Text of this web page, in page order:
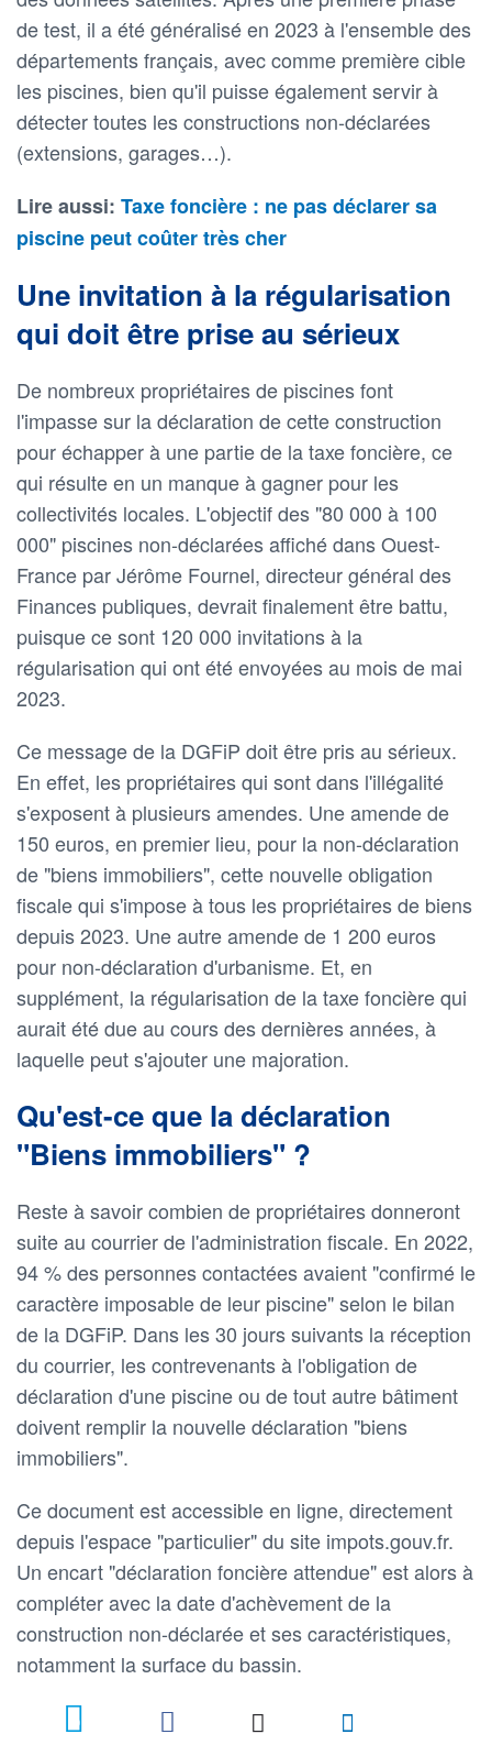
de test, il a été généralisé en 2023 à l'ensemble des
départements français, avec comme première cible
les piscines, bien qu'il puisse également servir à
détecter toutes les constructions non-déclarées
(extensions, garages…).
Lire aussi: Taxe foncière : ne pas déclarer sa
piscine peut coûter très cher
Une invitation à la régularisation
qui doit être prise au sérieux
De nombreux propriétaires de piscines font
l'impasse sur la déclaration de cette construction
pour échapper à une partie de la taxe foncière, ce
qui résulte en un manque à gagner pour les
collectivités locales. L'objectif des "80 000 à 100
000" piscines non-déclarées affiché dans Ouest-
France par Jérôme Fournel, directeur général des
Finances publiques, devrait finalement être battu,
puisque ce sont 120 000 invitations à la
régularisation qui ont été envoyées au mois de mai
2023.
Ce message de la DGFiP doit être pris au sérieux.
En effet, les propriétaires qui sont dans l'illégalité
s'exposent à plusieurs amendes. Une amende de
150 euros, en premier lieu, pour la non-déclaration
de "biens immobiliers", cette nouvelle obligation
fiscale qui s'impose à tous les propriétaires de biens
depuis 2023. Une autre amende de 1 200 euros
pour non-déclaration d'urbanisme. Et, en
supplément, la régularisation de la taxe foncière qui
aurait été due au cours des dernières années, à
laquelle peut s'ajouter une majoration.
Qu'est-ce que la déclaration
"Biens immobiliers" ?
Reste à savoir combien de propriétaires donneront
suite au courrier de l'administration fiscale. En 2022,
94 % des personnes contactées avaient "confirmé le
caractère imposable de leur piscine" selon le bilan
de la DGFiP. Dans les 30 jours suivants la réception
du courrier, les contrevenants à l'obligation de
déclaration d'une piscine ou de tout autre bâtiment
doivent remplir la nouvelle déclaration "biens
immobiliers".
Ce document est accessible en ligne, directement
depuis l'espace "particulier" du site impots.gouv.fr.
Un encart "déclaration foncière attendue" est alors à
compléter avec la date d'achèvement de la
construction non-déclarée et ses caractéristiques,
notamment la surface du bassin.
19